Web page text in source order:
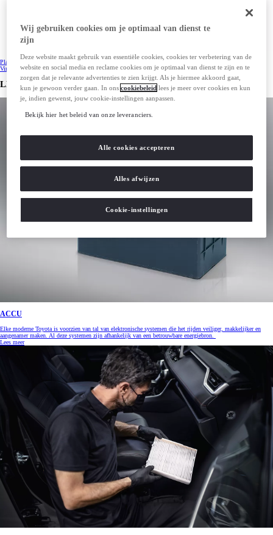
Plan je afspraak
Vind je dealer
LEES MEER
ACCU
Elke moderne Toyota is voorzien van tal van elektronische systemen die het rijden veiliger, makkelijker en
aangenamer maken. Al deze systemen zijn afhankelijk van een betrouwbare energiebron.
Lees meer
Wij gebruiken cookies om je optimaal van dienst te
zijn
Deze website maakt gebruik van essentiële cookies, cookies ter verbetering van de
website en social media en reclame cookies om je optimaal van dienst te zijn en te
zorgen dat je relevante advertenties te zien krijgt. Als je hiermee akkoord gaat,
kun je gewoon verder gaan. In onscookiebeleid lees je meer over cookies en kun
je, indien gewenst, jouw cookie-instellingen aanpassen.
Bekijk hier het beleid van onze leveranciers.
Cookie-instellingen
Alles afwijzen
Alle cookies accepteren